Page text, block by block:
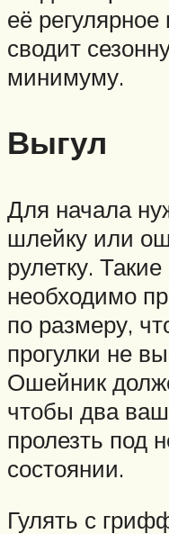
её
сводит
минимуму.
Выгул
Для начала
шлейку или
рулетку.
необходимо
по размеру,
прогулки не
Ошейник
чтобы два
пролезть под
состоянии.
Гулять с